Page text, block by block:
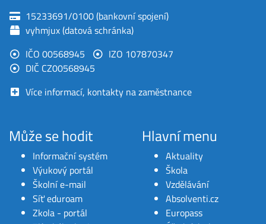
15233691/0100 (bankovní spojení)
vyhmjux (datová schránka)
IČO 00568945
IZO 107870347
DIČ CZ00568945
Více informací, kontakty na zaměstnance
Může se hodit
Informační systém
Výukový portál
Školní e-mail
Síť eduroam
Zkola - portál
Hlavní menu
Aktuality
Škola
Vzdělávání
Absolventi.cz
Europass